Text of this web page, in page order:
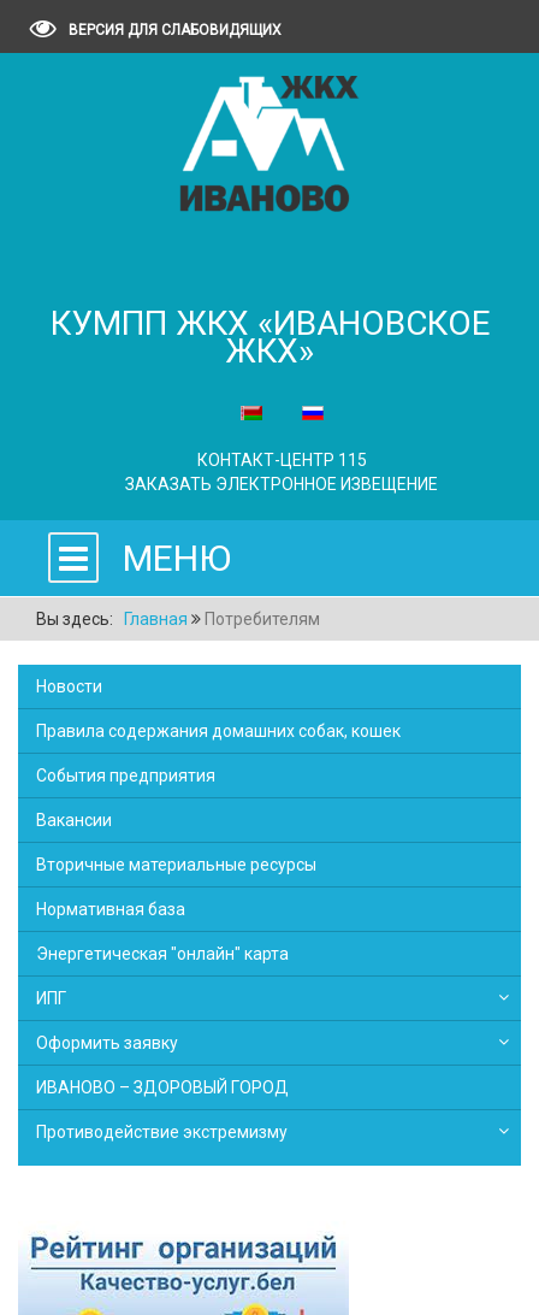
ВЕРСИЯ ДЛЯ СЛАБОВИДЯЩИХ
КУМПП ЖКХ «ИВАНОВСКОЕ
ЖКХ»
КОНТАКТ-ЦЕНТР 115
ЗАКАЗАТЬ ЭЛЕКТРОННОЕ ИЗВЕЩЕНИЕ
МЕНЮ
Вы здесь: Главная Потребителям
Новости
Правила содержания домашних собак, кошек
События предприятия
Вакансии
Вторичные материальные ресурсы
Нормативная база
Энергетическая "онлайн" карта
ИПГ
Оформить заявку
ИВАНОВО – ЗДОРОВЫЙ ГОРОД
Противодействие экстремизму